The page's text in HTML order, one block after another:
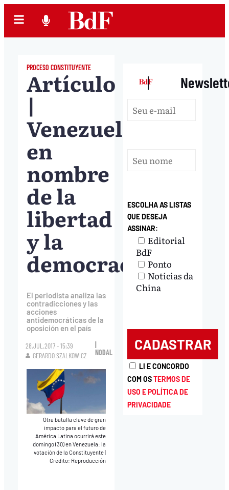
PROCESO CONSTITUYENTE
Artículo
|
Venezuela:
en
nombre
de la
libertad
y la
democracia
El periodista analiza las
contradicciones y las
acciones
antidemocráticas de la
oposición en el país
28.JUL.2017 - 15:39
GERARDO SZALKOWICZ
NODAL
Otra batalla clave de gran
impacto para el futuro de
América Latina ocurrirá este
domingo (30) en Venezuela: la
votación de la Constituyente
Crédito: Reproducción
|
ESCOLHA AS LISTAS
QUE DESEJA
ASSINAR:
Editorial
BdF
Ponto
Notícias da
China
LI E CONCORDO
COM OSTERMOS DE
USO E POLÍTICA DE
PRIVACIDADE